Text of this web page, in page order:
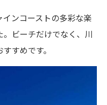
ンコーストの多彩な楽
ビーチだけでなく、川
すめです。